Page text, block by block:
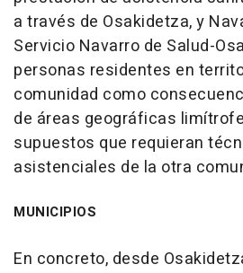
a través de Osakidetza, y
Servicio Navarro de Salud-
personas residentes en
comunidad como
de áreas geográficas
supuestos que requieran
asistenciales de la otra
MUNICIPIOS
En concreto, desde